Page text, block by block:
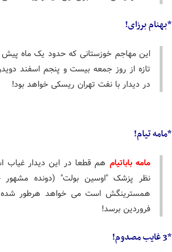
*بهنام برزای!
این مهاجم خوزستانی که حدود یک ماه
تازه از روز جمعه بیست و پنجم اسفند
در دیدار با نفت تهران ریسکی خواهد بود!
*مامه تیام!
مامه باباتیام هم قطعا در این دیدار غیاب
نظر پزشک "اوسین بولت" (دونده مشهور
فروردین برسد!
*3 غایب مصدوم!